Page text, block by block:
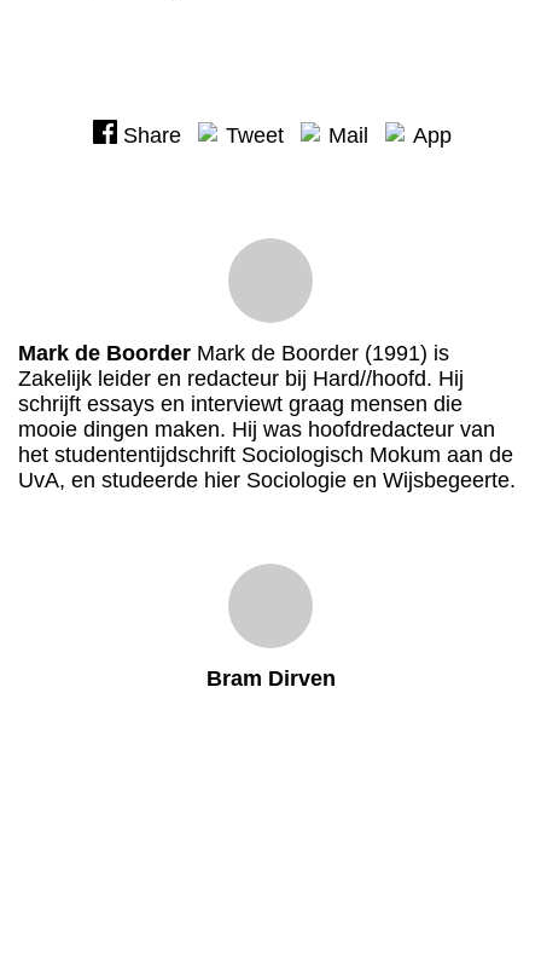
Share Tweet Mail App
Mark de Boorder Mark de Boorder (1991) is
Zakelijk leider en redacteur bij Hard//hoofd. Hij
schrijft essays en interviewt graag mensen die
mooie dingen maken. Hij was hoofdredacteur van
het studententijdschrift Sociologisch Mokum aan de
UvA, en studeerde hier Sociologie en Wijsbegeerte.
Bram Dirven